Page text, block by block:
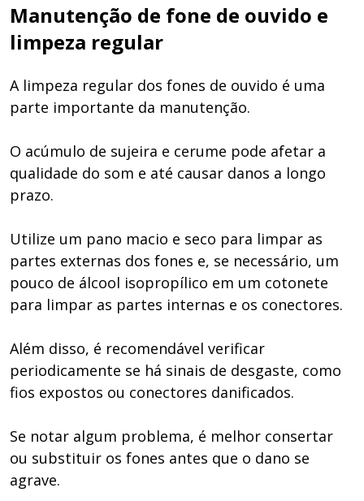
Manutenção de fone de ouvido e
limpeza regular
A limpeza regular dos fones de ouvido é uma
parte importante da manutenção.
O acúmulo de sujeira e cerume pode afetar a
qualidade do som e até causar danos a longo
prazo.
Utilize um pano macio e seco para limpar as
partes externas dos fones e, se necessário, um
pouco de álcool isopropílico em um cotonete
para limpar as partes internas e os conectores.
Além disso, é recomendável verificar
periodicamente se há sinais de desgaste, como
fios expostos ou conectores danificados.
Se notar algum problema, é melhor consertar
ou substituir os fones antes que o dano se
agrave.